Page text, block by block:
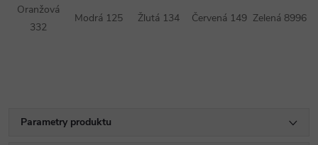
Oranžová
332
Modrá 125 Žlutá 134 Červená 149 Zelená 8996
Parametry produktu